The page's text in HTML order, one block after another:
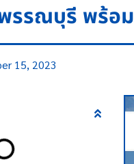
รรณบุรี พร้อ
15, 2023